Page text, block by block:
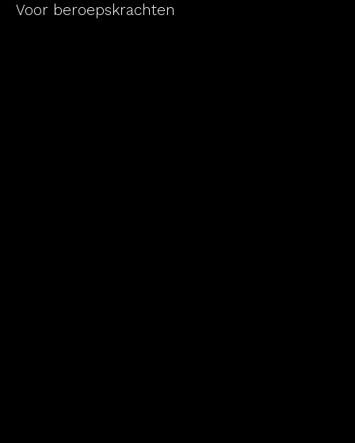
Voor beroepskrachten